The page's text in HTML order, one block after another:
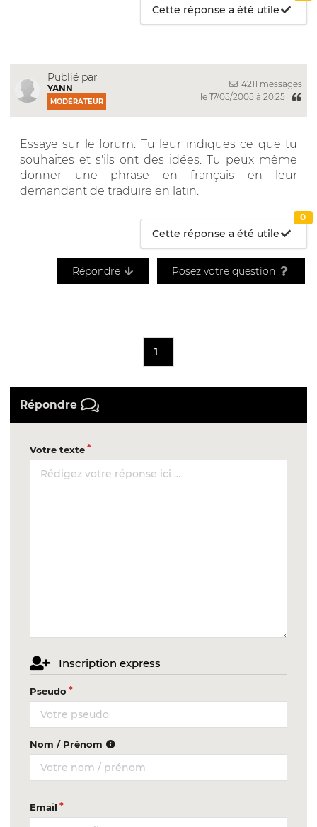
Cette réponse a été utile
Publié par
YANN
MODÉRATEUR
4211 messages
le 17/05/2005 à 20:25
Essaye sur le forum. Tu leur indiques ce que tu
souhaites et s'ils ont des idées. Tu peux même
donner une phrase en français en leur
demandant de traduire en latin.
Cette réponse a été utile
0
Répondre Posez votre question
1
Répondre
Votre texte
Inscription express
Pseudo
Nom / Prénom
Email